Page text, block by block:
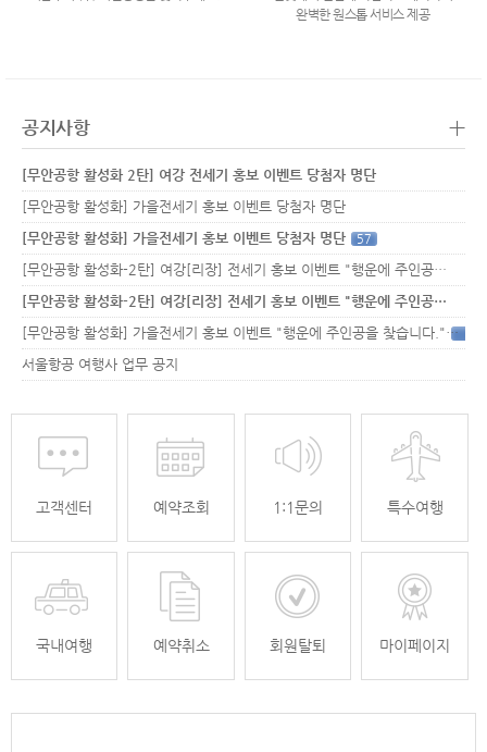
완벽한 원스톱 서비스 제공
공지사항 +
[무안공항 활성화 2탄] 여강 전세기 홍보 이벤트 당첨자 명단
[무안공항 활성화] 가을전세기 홍보 이벤트 당첨자 명단
[무안공항 활성화] 가을전세기 홍보 이벤트 당첨자 명단
57
[무안공항 활성화-2탄] 여강[리장] 전세기 홍보 이벤트 "행운에 주인공…
[무안공항 활성화-2탄] 여강[리장] 전세기 홍보 이벤트 "행운에 주인공…
[무안공항 활성화] 가을전세기 홍보 이벤트 "행운에 주인공을 찾습니다."33
서울항공 여행사 업무 공지
고객센터 예약조회 1:1문의 특수여행
국내여행 예약취소 회원탈퇴 마이페이지